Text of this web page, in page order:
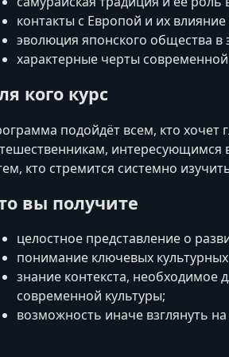
контакты с Европой и их влияние
эволюция японского общества в
характерные черты
кого курс
подойдёт всем, кто
интересующимся
кто стремится системно
вы получите
целостное представление о
понимание ключевых
знание контекста, необходимое
современной культуры;
возможность иначе взглянуть